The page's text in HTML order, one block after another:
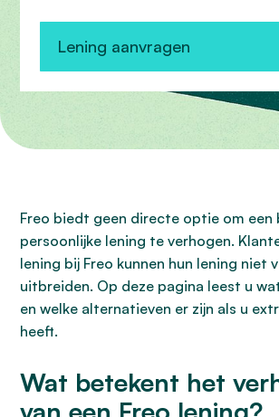
Lening aanvragen
Freo biedt geen directe optie om een
persoonlijke lening te verhogen.
lening bij Freo kunnen hun lening niet
uitbreiden. Op deze pagina leest u
en welke alternatieven er zijn als u
heeft.
Wat betekent het